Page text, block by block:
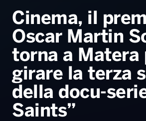
PALATOUR
Musica e
Sport
Radio Norba
Leggerissime
Generale
Novità
Notiziario
Interviste
Oroscopo
Speciale
Radio Norba News TV
Voce al Bari
Battiti Live 2026
Gallery
Cinema, il
Oscar Martin
torna a Matera
girare la terza
della docu-
Saints”